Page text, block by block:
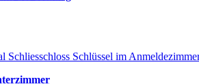
Schliesschloss Schlüssel im